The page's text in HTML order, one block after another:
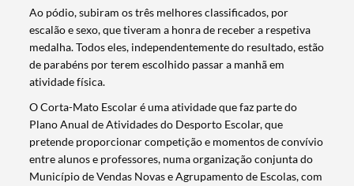
Ao pódio, subiram os três melhores classificados, por
escalão e sexo, que tiveram a honra de receber a respetiva
medalha. Todos eles, independentemente do resultado, estão
de parabéns por terem escolhido passar a manhã em
atividade física.
O Corta-Mato Escolar é uma atividade que faz parte do
Plano Anual de Atividades do Desporto Escolar, que
pretende proporcionar competição e momentos de convívio
entre alunos e professores, numa organização conjunta do
Município de Vendas Novas e Agrupamento de Escolas, com